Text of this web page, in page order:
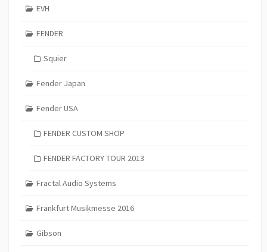
EVH
FENDER
Squier
Fender Japan
Fender USA
FENDER CUSTOM SHOP
FENDER FACTORY TOUR 2013
Fractal Audio Systems
Frankfurt Musikmesse 2016
Gibson